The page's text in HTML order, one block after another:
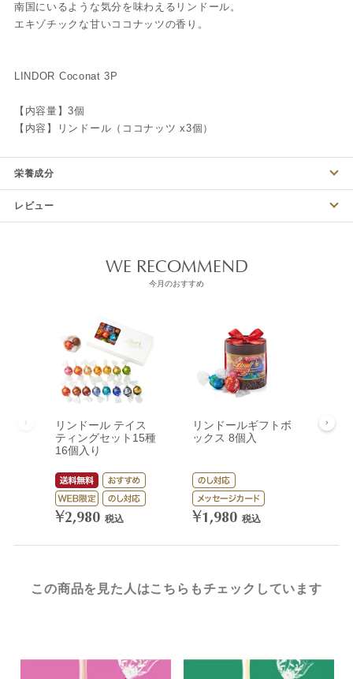
南国にいるような気分を味わえるリンドール。
エキゾチックな甘いココナッツの香り。
LINDOR Coconat 3P
【内容量】3個
【内容】リンドール（ココナッツ x3個）
栄養成分
レビュー
WE RECOMMEND
今月のおすすめ
リンドール テイス
ティングセット15種
16個入り
¥2,980 税込
リンドールギフトボ
ックス 8個入
¥1,980 税込
リ
この商品を見た人はこちらもチェックしています